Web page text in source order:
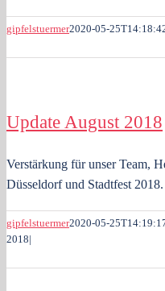
gipfelstuermer2020-05-
Update August 2018
Verstärkung für unser Team,
Düsseldorf und Stadtfest 2018.
gipfelstuermer2020-05-
2018|